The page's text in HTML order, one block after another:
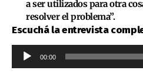
a ser utilizados para otra
resolver el problema”.
Escuchá la entrevista
Reproductor
de
00:00